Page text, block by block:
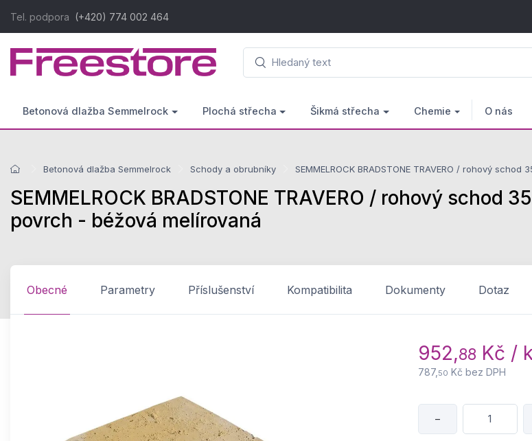
Tel. podpora (+420) 774 002 464
Betonová dlažba Semmelrock Plochá střecha Šikmá střecha Chemie O nás
Betonová dlažba Semmelrock Schody a obrubníky SEMMELROCK BRADSTONE TRAVERO / rohový
SEMMELROCK BRADSTONE TRAVERO / rohový
povrch - béžová melírovaná
Obecné Parametry Příslušenství Kompatibilita Dokumenty Dotaz
952,88 Kč /
787, 50 Kč bez DPH
−